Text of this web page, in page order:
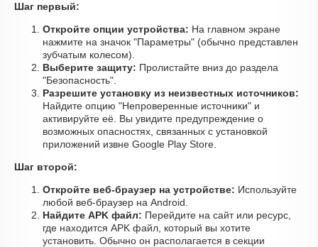
Шаг первый:
Откройте опции устройства: На главном экране
нажмите на значок "Параметры" (обычно представлен
зубчатым колесом).
Выберите защиту: Пролистайте вниз до раздела
"Безопасность".
Разрешите установку из неизвестных источников:
Найдите опцию "Непроверенные источники" и
активируйте её. Вы увидите предупреждение о
возможных опасностях, связанных с установкой
приложений извне Google Play Store.
Шаг второй:
Откройте веб-браузер на устройстве: Используйте
любой веб-браузер на Android.
Найдите APK файл: Перейдите на сайт или ресурс,
где находится APK файл, который вы хотите
установить. Обычно он располагается в секции